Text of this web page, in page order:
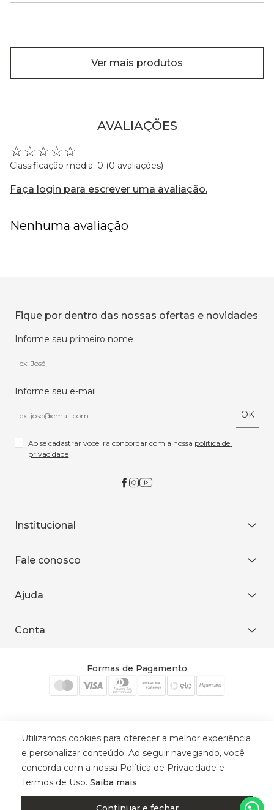
Ver mais produtos
AVALIAÇÕES
☆☆☆☆☆
Classificação média: 0 (0 avaliações)
Faça login para escrever uma avaliação.
Nenhuma avaliação
Fique por dentro das nossas ofertas e novidades
Informe seu primeiro nome
Informe seu e-mail
OK
Ao se cadastrar você irá concordar com a nossa política de
privacidade
Institucional
Onde encontrar
Baixe o APP
Fale conosco
WhatsApp
Ajuda
Política de entrega
Conta
Cadastre-se
Formas de Pagamento
| CNPJ: 59.907.634/0001-75 | Rua Santa Augusta, 409 - Vila
Utilizamos cookies para oferecer a melhor experiência
e personalizar conteúdo. Ao seguir navegando, você
concorda com a nossa Política de Privacidade e
Termos de Uso. Saiba mais